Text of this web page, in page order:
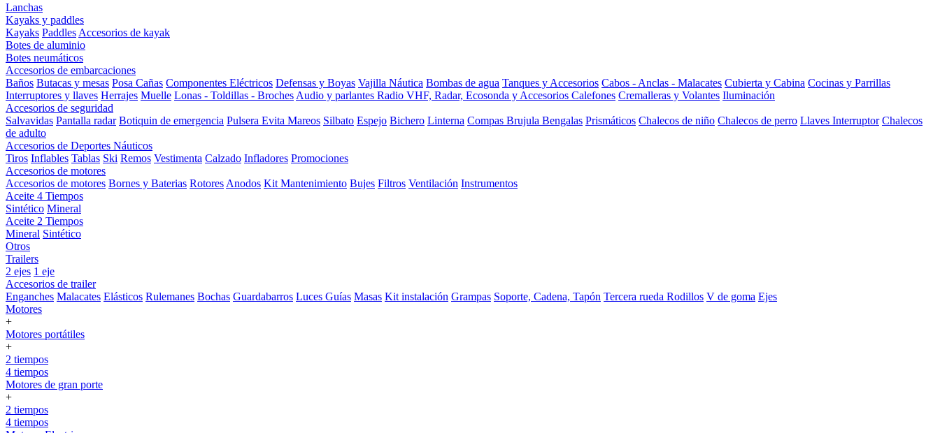
Lanchas
Kayaks y paddles
Kayaks Paddles Accesorios de kayak
Botes de aluminio
Botes neumáticos
Accesorios de embarcaciones
Baños Butacas y mesas Posa Cañas Componentes Eléctricos Defensas y Boyas Vajilla Náutica Bombas de agua Tanques y Accesorios Cabos - Anclas - Malacates Cubierta y Cabina Cocinas y Parrillas
Interruptores y llaves Herrajes Muelle Lonas - Toldillas - Broches Audio y parlantes Radio VHF, Radar, Ecosonda y Accesorios Calefones Cremalleras y Volantes Iluminación
Accesorios de seguridad
Salvavidas Pantalla radar Botiquin de emergencia Pulsera Evita Mareos Silbato Espejo Bichero Linterna Compas Brujula Bengalas Prismáticos Chalecos de niño Chalecos de perro Llaves Interruptor Chalecos
de adulto
Accesorios de Deportes Náuticos
Tiros Inflables Tablas Ski Remos Vestimenta Calzado Infladores Promociones
Accesorios de motores
Accesorios de motores Bornes y Baterias Rotores Anodos Kit Mantenimiento Bujes Filtros Ventilación Instrumentos
Aceite 4 Tiempos
Sintético Mineral
Aceite 2 Tiempos
Mineral Sintético
Otros
Trailers
2 ejes 1 eje
Accesorios de trailer
Enganches Malacates Elásticos Rulemanes Bochas Guardabarros Luces Guías Masas Kit instalación Grampas Soporte, Cadena, Tapón Tercera rueda Rodillos V de goma Ejes
Motores
+
Motores portátiles
+
2 tiempos
4 tiempos
Motores de gran porte
+
2 tiempos
4 tiempos